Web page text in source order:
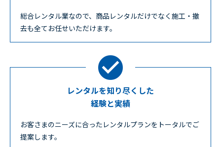
総合レンタル業なので、商品レンタルだけでなく施工・撤
去も全てお任せいただけます。
レンタルを知り尽くした
経験と実績
お客さまのニーズに合ったレンタルプランをトータルでご
提案します。